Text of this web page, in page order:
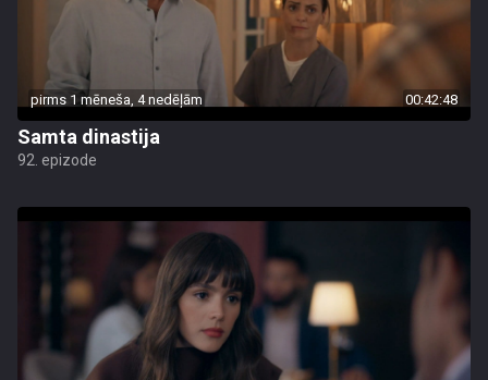
pirms 1 mēneša, 4 nedēļām 00:42:48
Samta dinastija
92. epizode